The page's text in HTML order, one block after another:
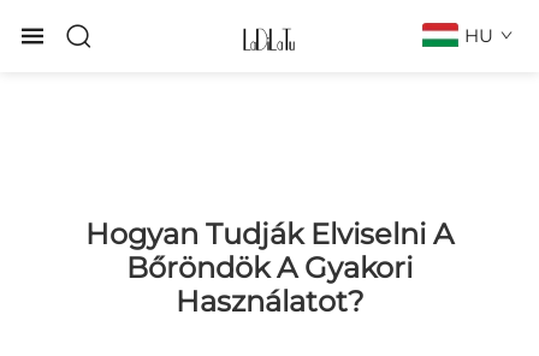
HU
Hogyan Tudják Elviselni A
Bőröndök A Gyakori
Használatot?